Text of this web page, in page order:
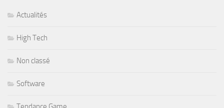
Actualités
High Tech
Non classé
Software